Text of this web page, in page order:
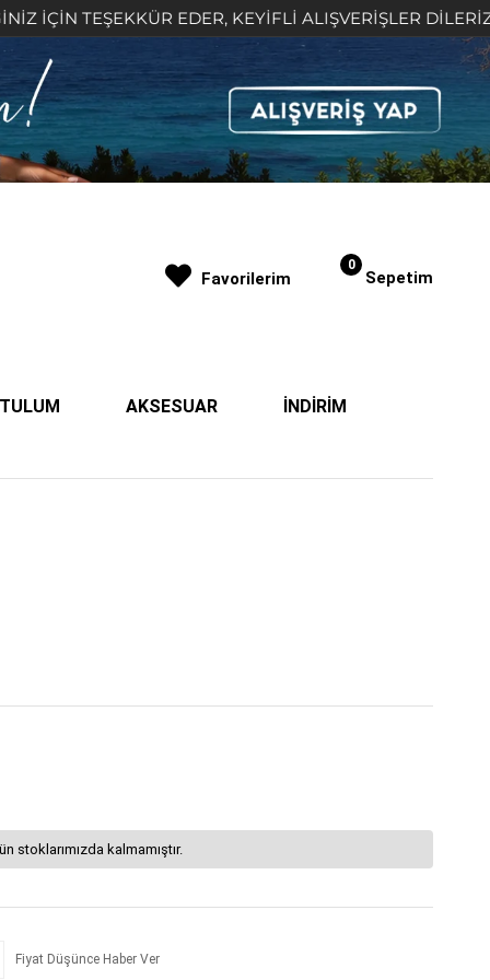
TEŞEKKÜR EDER, KEYİFLİ ALIŞVERİŞLER DİLERİZ 🤍
Sepetim
0
AKSESUAR İNDİRİM
Favorilerim
stoklarımızda kalmamıştır.
Fiyat Düşünce Haber Ver